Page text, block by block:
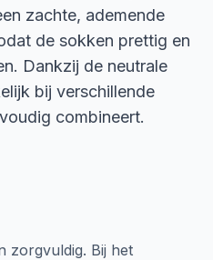
zachte, ademende
de sokken prettig en
Dankzij de neutrale
bij verschillende
combineert.
zorgvuldig. Bij het